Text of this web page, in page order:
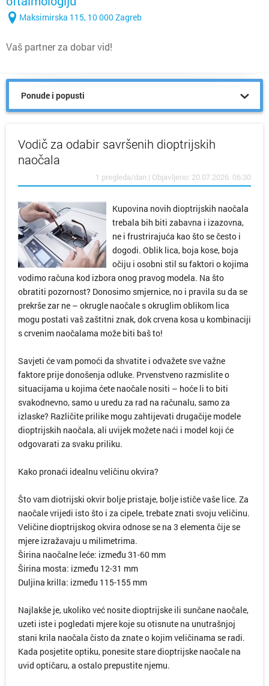
Maksimirska 115, 10 000 Zagreb
Vaš partner za dobar vid!
Ponude i popusti
Vodič za odabir savršenih dioptrijskih
naočala
1 pregleda/dan | Objavljeno: 20.07.2026. 06:30
Kupovina novih dioptrijskih naočala
trebala bih biti zabavna i izazovna,
ne i frustrirajuća kao što se često i
dogodi. Oblik lica, boja kose, boja
očiju i osobni stil su faktori o kojima
vodimo računa kod izbora onog pravog modela. Na što
obratiti pozornost? Donosimo smjernice, no i pravila su da se
prekrše zar ne – okrugle naočale s okruglim oblikom lica
mogu postati vaš zaštitni znak, dok crvena kosa u kombinaciji
s crvenim naočalama može biti baš to!
Savjeti će vam pomoći da shvatite i odvažete sve važne
faktore prije donošenja odluke. Prvenstveno razmislite o
situacijama u kojima ćete naočale nositi – hoće li to biti
svakodnevno, samo u uredu za rad na računalu, samo za
izlaske? Različite prilike mogu zahtijevati drugačije modele
dioptrijskih naočala, ali uvijek možete naći i model koji će
odgovarati za svaku priliku.
Kako pronaći idealnu veličinu okvira?
Što vam diotrijski okvir bolje pristaje, bolje ističe vaše lice. Za
naočale vrijedi isto što i za cipele, trebate znati svoju veličinu.
Veličine dioptrijskog okvira odnose se na 3 elementa čije se
mjere izražavaju u milimetrima.
Širina naočalne leće: između 31-60 mm
Širina mosta: između 12-31 mm
Duljina krilla: između 115-155 mm
Najlakše je, ukoliko već nosite dioptrijske ili sunčane naočale,
uzeti iste i pogledati mjere koje su otisnute na unutrašnjoj
stani krila naočala čisto da znate o kojim veličinama se radi.
Kada posjetite optiku, ponesite stare dioptrijske naočale na
uvid optičaru, a ostalo prepustite njemu.